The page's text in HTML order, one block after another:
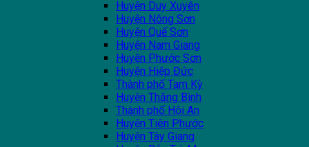
Huyện Duy Xuyên
Huyện Nông Sơn
Huyện Quế Sơn
Huyện Nam Giang
Huyện Phước Sơn
Huyện Hiệp Đức
Thành phố Tam Kỳ
Huyện Thăng Bình
Thành phố Hội An
Huyện Tiên Phước
Huyện Tây Giang